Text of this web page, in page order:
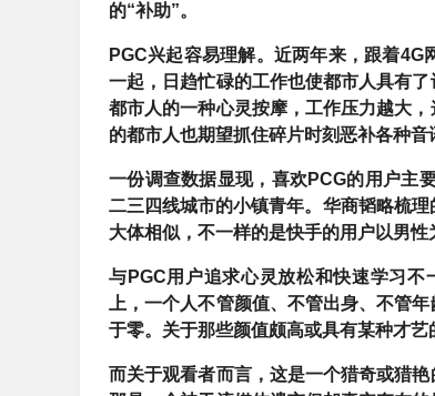
的“补助”。
PGC兴起容易理解。 近两年来，跟着4G
一起，日趋忙碌的工作也使都市人具有
都市人的一种心灵按摩，工作压力越大
的都市人也期望抓住碎片时刻恶补各种音
一份调查数据显现， 喜欢PCG的用户主
二三四线城市的小镇青年。 华商韬略梳
大体相似，不一样的是快手的用户以男性
与PGC用户追求心灵放松和快速学习不
上，一个人不管颜值、不管出身、不管
于零。关于那些颜值颇高或具有某种才艺
而关于观看者而言，这是一个猎奇或猎